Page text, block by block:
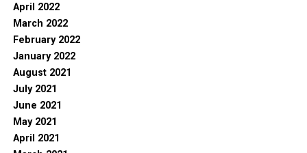
April 2022
March 2022
February 2022
January 2022
August 2021
July 2021
June 2021
May 2021
April 2021